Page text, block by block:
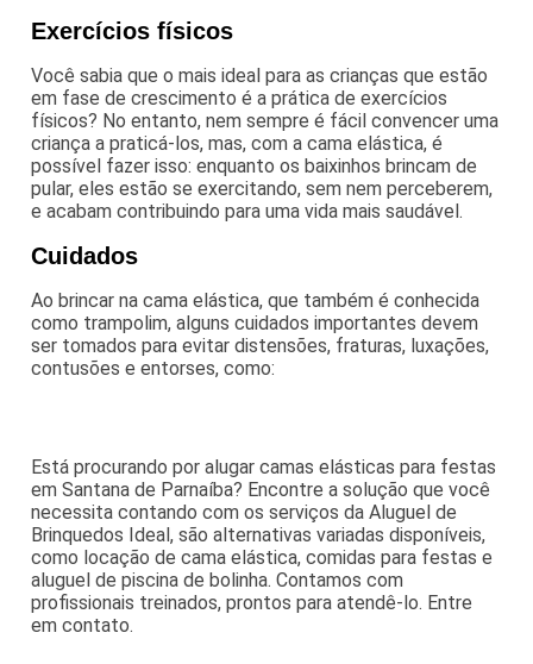
Exercícios físicos
Você sabia que o mais ideal para as crianças que estão
em fase de crescimento é a prática de exercícios
físicos? No entanto, nem sempre é fácil convencer uma
criança a praticá-los, mas, com a cama elástica, é
possível fazer isso: enquanto os baixinhos brincam de
pular, eles estão se exercitando, sem nem perceberem,
e acabam contribuindo para uma vida mais saudável.
Cuidados
Ao brincar na cama elástica, que também é conhecida
como trampolim, alguns cuidados importantes devem
ser tomados para evitar distensões, fraturas, luxações,
contusões e entorses, como:
Está procurando por alugar camas elásticas para festas
em Santana de Parnaíba? Encontre a solução que você
necessita contando com os serviços da Aluguel de
Brinquedos Ideal, são alternativas variadas disponíveis,
como locação de cama elástica, comidas para festas e
aluguel de piscina de bolinha. Contamos com
profissionais treinados, prontos para atendê-lo. Entre
em contato.